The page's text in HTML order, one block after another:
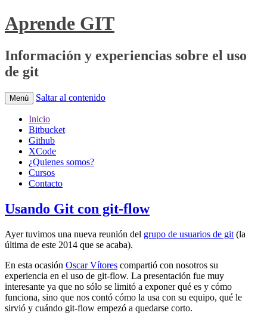
Aprende GIT
Información y experiencias sobre el uso
de git
Menú Saltar al contenido
Inicio
Bitbucket
Github
XCode
¿Quienes somos?
Cursos
Contacto
Usando Git con git-flow
Ayer tuvimos una nueva reunión del grupo de usuarios de git (la
última de este 2014 que se acaba).
En esta ocasión Oscar Vítores compartió con nosotros su
experiencia en el uso de git-flow. La presentación fue muy
interesante ya que no sólo se limitó a exponer qué es y cómo
funciona, sino que nos contó cómo la usa con su equipo, qué le
sirvió y cuándo git-flow empezó a quedarse corto.